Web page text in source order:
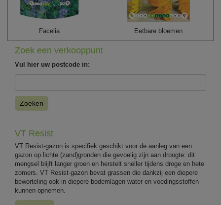
Facelia Eetbare bloemen
Zoek een verkooppunt
Vul hier uw postcode in:
Zoeken
VT Resist
VT Resist-gazon is specifiek geschikt voor de aanleg van een
gazon op lichte (zand)gronden die gevoelig zijn aan droogte: dit
mengsel blijft langer groen en herstelt sneller tijdens droge en hete
zomers. VT Resist-gazon bevat grassen die dankzij een diepere
beworteling ook in diepere bodemlagen water en voedingsstoffen
kunnen opnemen.